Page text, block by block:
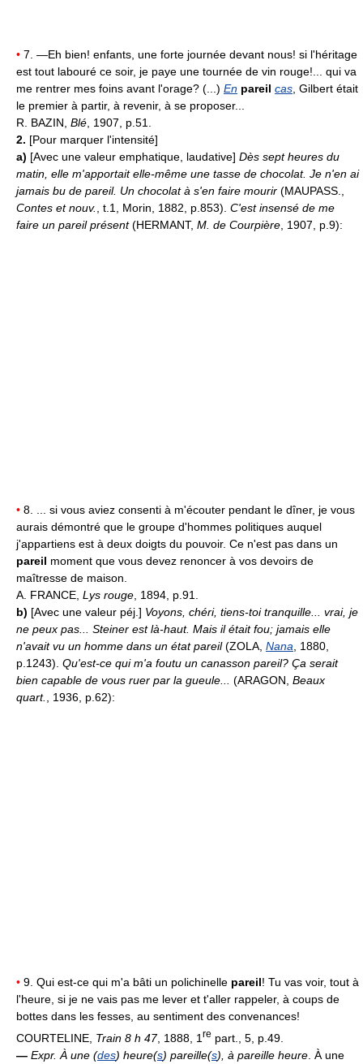
• 7. —Eh bien! enfants, une forte journée devant nous! si l'héritage
est tout labouré ce soir, je paye une tournée de vin rouge!... qui va
me rentrer mes foins avant l'orage? (...) En pareil cas , Gilbert était
le premier à partir, à revenir, à se proposer...
R. BAZIN, Blé , 1907, p.51.
2. [Pour marquer l'intensité]
a) [Avec une valeur emphatique, laudative] Dès sept heures du
matin, elle m'apportait elle-même une tasse de chocolat. Je n'en ai
jamais bu de pareil. Un chocolat à s'en faire mourir (MAUPASS.,
Contes et nouv.
, t.1, Morin, 1882, p.853). C'est insensé de me
faire un pareil présent(HERMANT, M. de Courpière , 1907, p.9):
• 8. ... si vous aviez consenti à m'écouter pendant le dîner, je vous
aurais démontré que le groupe d'hommes politiques auquel
j'appartiens est à deux doigts du pouvoir. Ce n'est pas dans un
pareil moment que vous devez renoncer à vos devoirs de
maîtresse de maison.
A. FRANCE, Lys rouge , 1894, p.91.
b) [Avec une valeur péj.] Voyons, chéri, tiens-toi tranquille... vrai, je
ne peux pas... Steiner est là-haut. Mais il était fou; jamais elle
n'avait vu un homme dans un état pareil(ZOLA, Nana , 1880,
p.1243). Qu'est-ce qui m'a foutu un canasson pareil? Ça serait
bien capable de vous ruer par la gueule...
(ARAGON, Beaux
quart.
, 1936, p.62):
• 9. Qui est-ce qui m'a bâti un polichinelle pareil! Tu vas voir, tout à
l'heure, si je ne vais pas me lever et t'aller rappeler, à coups de
bottes dans les fesses, au sentiment des convenances!
COURTELINE, Train 8 h 47, 1888, 1 re part., 5, p.49.
— Expr. À une (des) heure(s) pareille(s), à pareille heure . À une